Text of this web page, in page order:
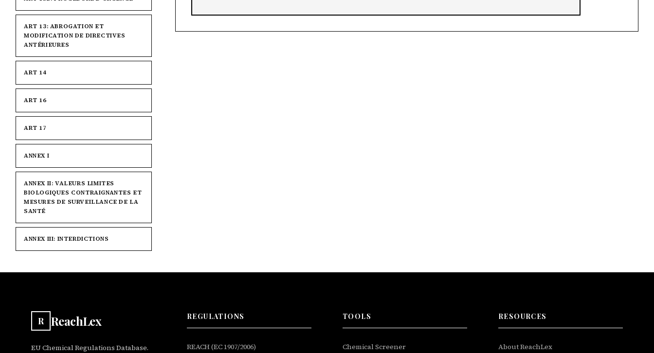
ART 13: ABROGATION ET
MODIFICATION DE DIRECTIVES
ANTÉRIEURES
ART 14
ART 16
ART 17
ANNEX I
ANNEX II: VALEURS LIMITES
BIOLOGIQUES CONTRAIGNANTES ET
MESURES DE SURVEILLANCE DE LA
SANTÉ
ANNEX III: INTERDICTIONS
R ReachLex
EU Chemical Regulations Database.
REGULATIONS
REACH (EC 1907/2006)
TOOLS
Chemical Screener
RESOURCES
About ReachLex